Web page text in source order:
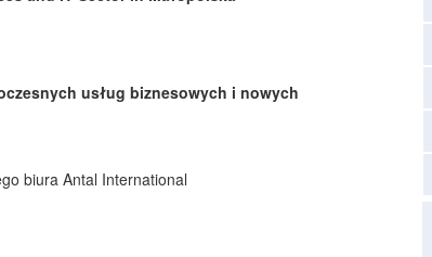
usług biznesowych i nowych
biura Antal International